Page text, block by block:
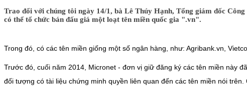
Trao đổi với chúng tôi ngày 14/1, bà Lê Thúy Hạnh, Tổng giám đốc
có thể tổ chức bán đấu giá một loạt tên miền quốc gia ".vn".
Trong đó, có các tên miền giống một số ngân hàng, như: Agribank.vn,
Trước đó, cuối năm 2014, Micronet - đơn vị giữ đăng ký các tên miền này
đối tượng có tài liệu chứng minh quyền liên quan đến các tên miền nói